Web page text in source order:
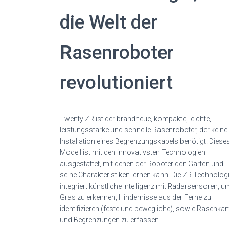
die Welt der
Rasenroboter
revolutioniert
Twenty ZR ist der brandneue, kompakte, leichte,
leistungsstarke und schnelle Rasenroboter, der keine
Installation eines Begrenzungskabels benötigt.
Modell ist mit den innovativsten Technologien
ausgestattet, mit denen der Roboter den Garten und
seine Charakteristiken lernen kann. Die ZR
integriert künstliche Intelligenz mit Radarsensoren,
Gras zu erkennen, Hindernisse aus der Ferne zu
identifizieren (feste und bewegliche), sowie
und Begrenzungen zu erfassen.